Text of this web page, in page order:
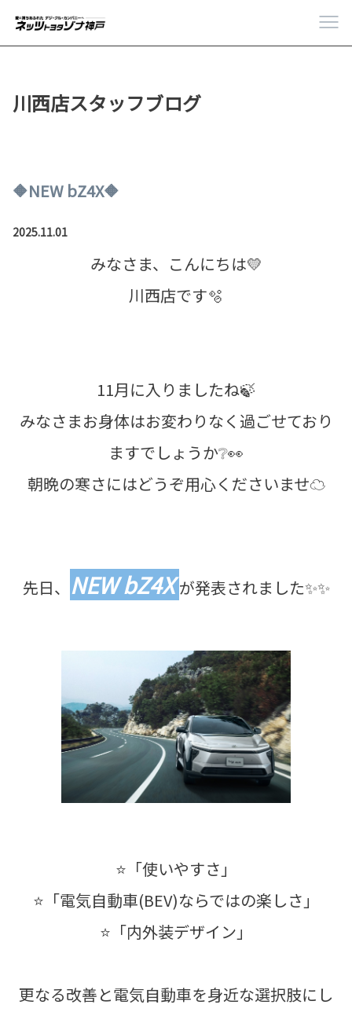
川西店スタッフブログ
🔶NEW bZ4X🔶
2025.11.01
みなさま、こんにちは💛
川西店です🫧
11月に入りましたね🍃
みなさまお身体はお変わりなく過ごせており
ますでしょうか❔👀
朝晩の寒さにはどうぞ用心くださいませ☁️
先日、 NEW bZ4Xが発表されました✨✨
⭐「使いやすさ」
⭐「電気自動車(BEV)ならではの楽しさ」
⭐「内外装デザイン」
更なる改善と電気自動車を身近な選択肢にし